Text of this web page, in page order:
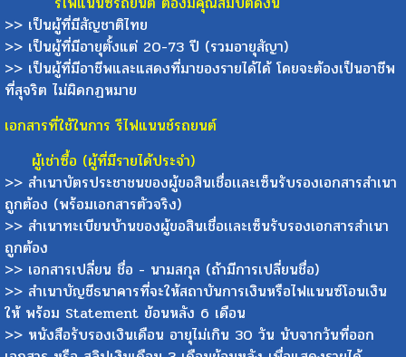
รีไฟแนนซ์รถยนต์ ต้องมีคุณสมบัติดังนี้
>> เป็นผู้ที่มีสัญชาติไทย
>> เป็นผู้ที่มีอายุตั้งแต่ 20-73 ปี (รวมอายุสัญา)
>> เป็นผู้ที่มีอาชีพและแสดงที่มาของรายได้ได้ โดยจะต้องเป็นอาชีพ
ที่สุจริต ไม่ผิดกฏหมาย
เอกสารที่ใช้ในการ รีไฟแนนช์รถยนต์
ผู้เช่าซื้อ (ผู้ที่มีรายได้ประจำ)
>> สำเนาบัตรประชาชนของผู้ขอสินเชื่อเเละเซ็นรับรองเอกสารสำเนา
ถูกต้อง (พร้อมเอกสารตัวจริง)
>> สำเนาทะเบียนบ้านของผู้ขอสินเชื่อเเละเซ็นรับรองเอกสารสำเนา
ถูกต้อง
>> เอกสารเปลี่ยน ชื่อ - นามสกุล (ถ้ามีการเปลี่ยนชื่อ)
>> สำเนาบัญชีธนาคารที่จะให้สถาบันการเงินหรือไฟแนนซ์โอนเงิน
ให้ พร้อม Statement ย้อนหลัง 6 เดือน
>> หนังสือรับรองเงินเดือน อายุไม่เกิน 30 วัน นับจากวันที่ออก